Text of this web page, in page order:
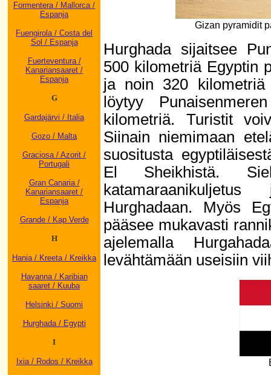
Formentera / Mallorca /
Espanja
Fuengirola / Costa del
Sol / Espanja
Fuerteventura /
Kanariansaaret /
Espanja
G
Gardajärvi / Italia
Gozo / Malta
Graciosa / Azorit /
Portugali
Gran Canaria /
Kanariansaaret /
Espanja
Grande / Kap Verde
H
Hania / Kreeta / Kreikka
Havanna / Karibian
saaret / Kuuba
Helsinki / Suomi
Hurghada / Egypti
I
Ixia / Rodos / Kreikka
Gizan pyramidit
Hurghada sijaitsee
500 kilometriä Egyptin
ja noin 320 kilometriä
löytyy
kilometriä. Turistit
Siinain niemimaan
suositusta
El Sheikhistä.
Hurghadaan. Myös
pääsee mukavasti
ajelemalla
levähtämään useisiin